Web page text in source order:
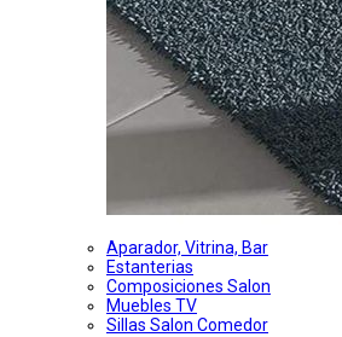
Aparador, Vitrina, Bar
Estanterias
Composiciones Salon
Muebles TV
Sillas Salon Comedor